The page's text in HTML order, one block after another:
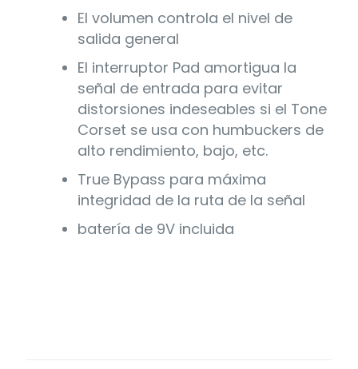
El volumen controla el nivel de
salida general
El interruptor Pad amortigua la
señal de entrada para evitar
distorsiones indeseables si el Tone
Corset se usa con humbuckers de
alto rendimiento, bajo, etc.
True Bypass para máxima
integridad de la ruta de la señal
batería de 9V incluida